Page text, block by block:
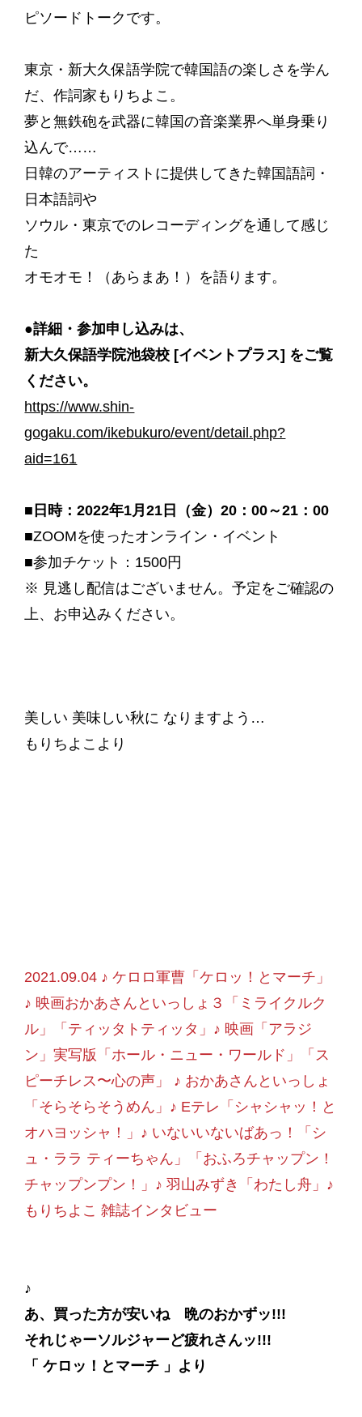
ピソードトークです。
東京・新大久保語学院で韓国語の楽しさを学ん
だ、作詞家もりちよこ。
夢と無鉄砲を武器に韓国の音楽業界へ単身乗り
込んで……
日韓のアーティストに提供してきた韓国語詞・
日本語詞や
ソウル・東京でのレコーディングを通して感じ
た
オモオモ！（あらまあ！）を語ります。
●詳細・参加申し込みは、
新大久保語学院池袋校 [イベントプラス] をご覧
ください。
https://www.shin-
gogaku.com/ikebukuro/event/detail.php?
aid=161
■日時：2022年1月21日（金）20：00～21：00
■ZOOMを使ったオンライン・イベント
■参加チケット：1500円
※ 見逃し配信はございません。予定をご確認の
上、お申込みください。
美しい 美味しい秋に なりますよう…
もりちよこより
2021.09.04 ♪ ケロロ軍曹「ケロッ！とマーチ」
♪ 映画おかあさんといっしょ３「ミライクルク
ル」「ティッタトティッタ」♪ 映画「アラジ
ン」実写版「ホール・ニュー・ワールド」「ス
ピーチレス〜心の声」 ♪ おかあさんといっしょ
「そらそらそうめん」♪ Eテレ「シャシャッ！と
オハヨッシャ！」♪ いないいないばあっ！「シ
ュ・ララ ティーちゃん」「おふろチャップン！
チャップンプン！」♪ 羽山みずき「わたし舟」♪
もりちよこ 雑誌インタビュー
♪
あ、買った方が安いね 晩のおかずッ!!!
それじゃーソルジャーど疲れさんッ!!!
「 ケロッ！とマーチ 」より